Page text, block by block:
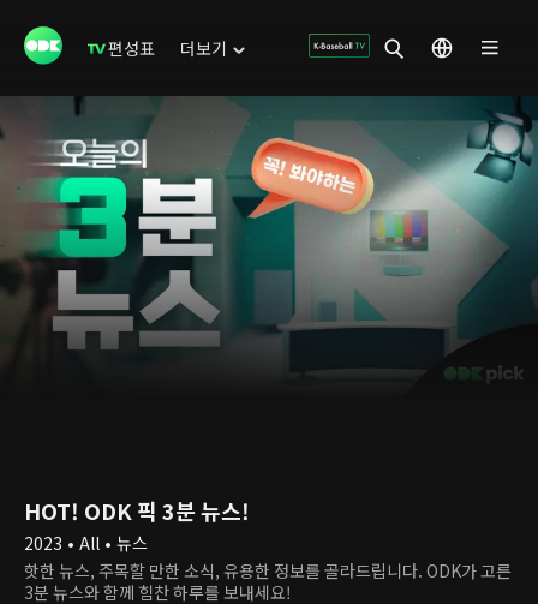
편성표 더보기
HOT! ODK 픽 3분 뉴스!
2023 • All • 뉴스
핫한 뉴스, 주목할 만한 소식, 유용한 정보를 골라드립니다. ODK가 고른
3분 뉴스와 함께 힘찬 하루를 보내세요!